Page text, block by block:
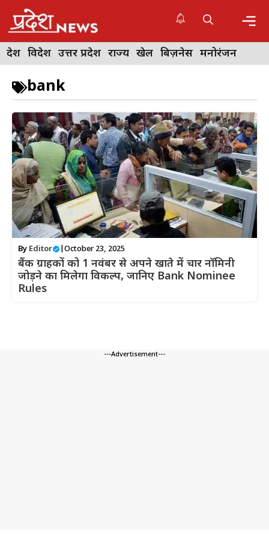
content
देश विदेश उत्तर प्रदेश राज्य खेल बिज़नेस मनोरंजन
bank
By Editor October 23, 2025
बैंक ग्राहकों को 1 नवंबर से अपने खाते में चार नॉमिनी
जोड़ने का मिलेगा विकल्प, जानिए Bank Nominee
Rules
---Advertisement---